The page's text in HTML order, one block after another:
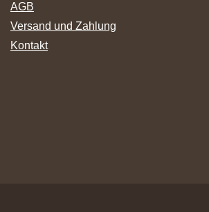
AGB
Versand und Zahlung
Kontakt